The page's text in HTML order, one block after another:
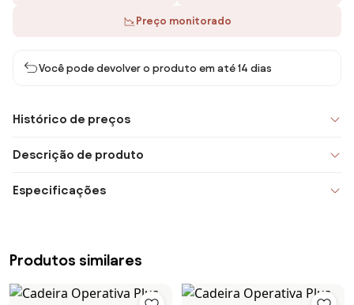
Preço monitorado
Você pode devolver o produto em até 14 dias
Histórico de preços
Descrição de produto
Especificações
Produtos similares